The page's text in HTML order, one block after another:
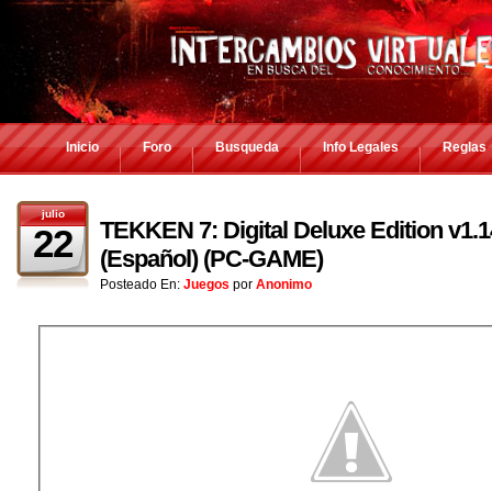
Inicio Foro Busqueda Info Legales Reglas
julio
22
TEKKEN 7: Digital Deluxe Edition
(Español) (PC-GAME)
Posteado En: Juegos por Anonimo